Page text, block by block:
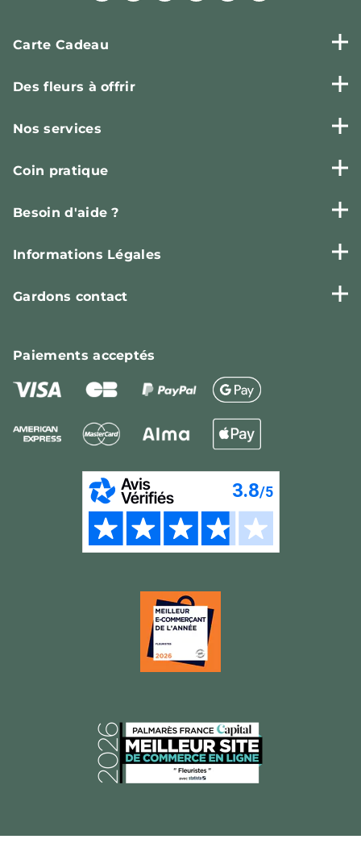
Carte Cadeau
Des fleurs à offrir
Nos services
Coin pratique
Besoin d'aide ?
Informations Légales
Gardons contact
Paiementsacceptés